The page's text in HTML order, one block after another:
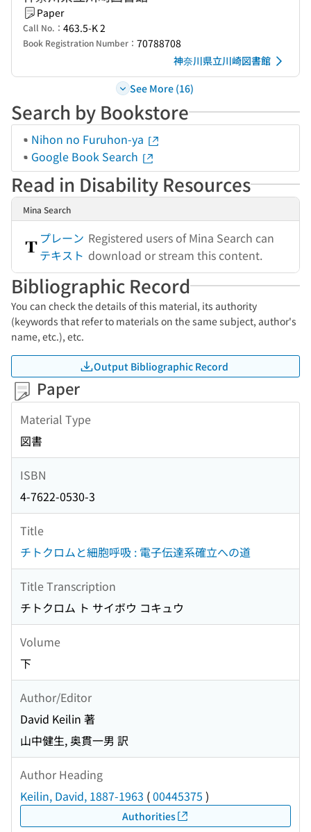
Paper
Call No.： 463.5-K 2
Book Registration Number： 70788708
神奈川県立川崎図書館
See More (16)
Search by Bookstore
Nihon no Furuhon-ya
Google Book Search
Read in Disability Resources
Mina Search
プレーン
テキスト
Registered users of Mina Search can
download or stream this content.
Bibliographic Record
You can check the details of this material, its authority
(keywords that refer to materials on the same subject, author's
name, etc.), etc.
Output Bibliographic Record
Paper
Material Type
図書
ISBN
4-7622-0530-3
Title
チトクロムと細胞呼吸 : 電子伝達系確立への道
Title Transcription
チトクロム ト サイボウ コキュウ
Volume
下
Author/Editor
David Keilin 著
山中健生, 奥貫一男 訳
Author Heading
Keilin, David, 1887-1963 (00445375 )
Authorities